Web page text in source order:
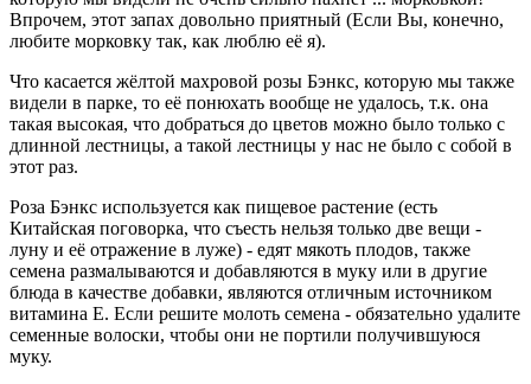
Впрочем, этот запах довольно приятный (Если Вы, конечно,
любите морковку так, как люблю её я).
Что касается жёлтой махровой розы Бэнкс, которую мы также
видели в парке, то её понюхать вообще не удалось, т.к. она
такая высокая, что добраться до цветов можно было только с
длинной лестницы, а такой лестницы у нас не было с собой в
этот раз.
Роза Бэнкс используется как пищевое растение (есть
Китайская поговорка, что съесть нельзя только две вещи -
луну и её отражение в луже) - едят мякоть плодов, также
семена размалываются и добавляются в муку или в другие
блюда в качестве добавки, являются отличным источником
витамина Е. Если решите молоть семена - обязательно удалите
семенные волоски, чтобы они не портили получившуюся
муку.